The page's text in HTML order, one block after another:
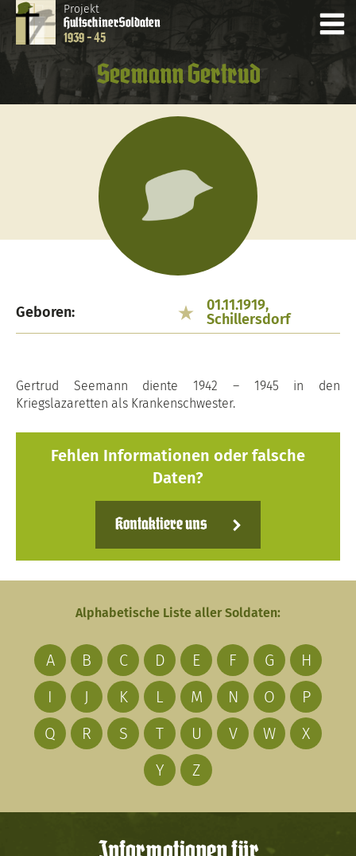
Projekt
HultschinerSoldaten
1939 - 45
Seemann Gertrud
Geboren:
01.11.1919,
Schillersdorf
Gertrud Seemann diente 1942 – 1945 in den
Kriegslazaretten als Krankenschwester.
Fehlen Informationen oder falsche
Daten?
Kontaktiere uns
Alphabetische Liste aller Soldaten:
A B C D E F G
H
I
J K L M N O
P
Q
R S T U V W
X
Y
Z